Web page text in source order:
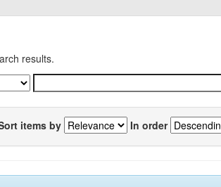
results.
items by In order